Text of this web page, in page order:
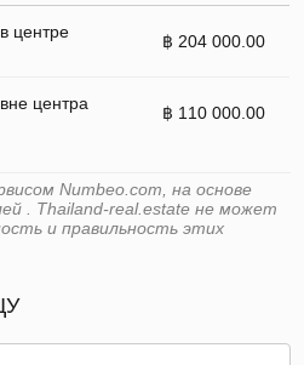
центре
฿ 204 000.00
центра
฿ 110 000.00
Numbeo.com, на основе
. Thailand-real.estate не может
и правильность этих